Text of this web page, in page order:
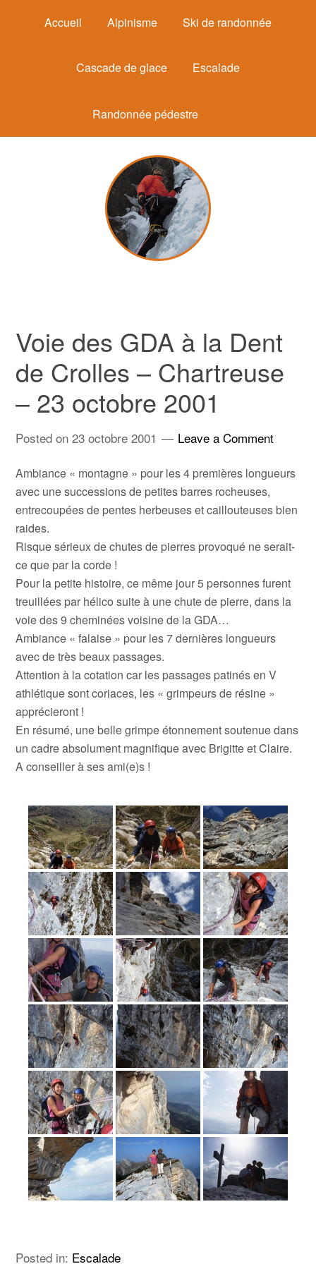
Accueil Alpinisme Ski de randonnée
Cascade de glace Escalade
Randonnée pédestre
Voie des GDA à la Dent
de Crolles – Chartreuse
– 23 octobre 2001
Posted on23 octobre 2001 Leave a Comment
Ambiance « montagne » pour les 4 premières longueurs
avec une successions de petites barres rocheuses,
entrecoupées de pentes herbeuses et caillouteuses bien
raides.
Risque sérieux de chutes de pierres provoqué ne serait-
ce que par la corde !
Pour la petite histoire, ce même jour 5 personnes furent
treuillées par hélico suite à une chute de pierre, dans la
voie des 9 cheminées voisine de la GDA…
Ambiance « falaise » pour les 7 dernières longueurs
avec de très beaux passages.
Attention à la cotation car les passages patinés en V
athlétique sont coriaces, les « grimpeurs de résine »
apprécieront !
En résumé, une belle grimpe étonnement soutenue dans
un cadre absolument magnifique avec Brigitte et Claire.
A conseiller à ses ami(e)s !
Posted in: Escalade